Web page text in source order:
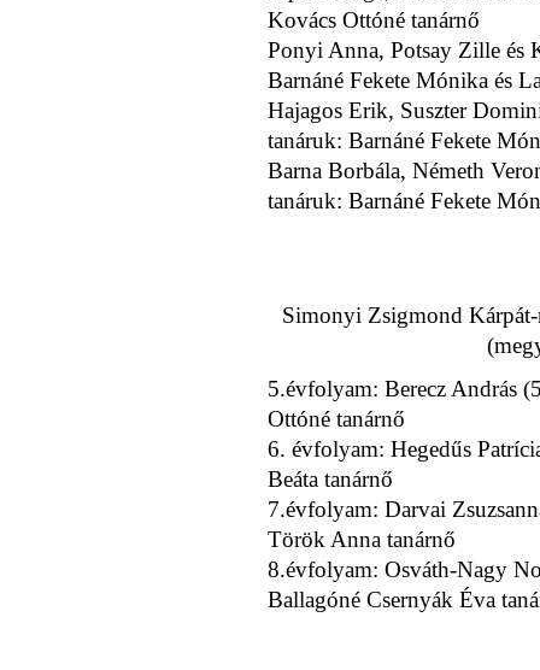
Kovács Ottóné tanárnő
Ponyi Anna, Potsay Zille és
Barnáné Fekete Mónika és
Hajagos Erik, Suszter
tanáruk: Barnáné Fekete
Barna Borbála, Németh
tanáruk: Barnáné Fekete
Simonyi Zsigmond
5.évfolyam: Berecz András
Ottóné tanárnő
6. évfolyam: Hegedűs
Beáta tanárnő
7.évfolyam: Darvai
Török Anna tanárnő
8.évfolyam: Osváth-Nagy
Ballagóné Csernyák Éva